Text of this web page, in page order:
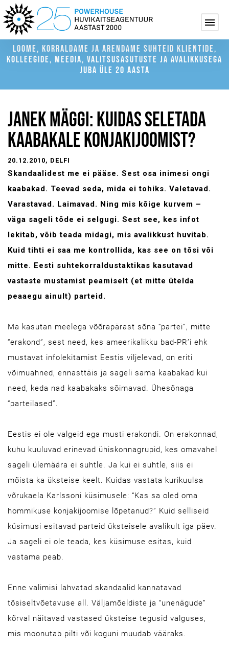
LOOME, KORRALDAME JA ARENDAME SUHTEID KLIENTIDE,
KOLLEEGIDE, MEEDIA, VALITSUSASUTUSTE JA AVALIKKUSEGA
JUBA ÜLE 20 AASTA
JANEK MÄGGI: KUIDAS SELETADA
KAABAKALE KONJAKIJOOMIST?
20.12.2010, DELFI
Skandaalidest me ei pääse. Sest osa inimesi ongi
kaabakad. Teevad seda, mida ei tohiks. Valetavad.
Varastavad. Laimavad. Ning mis kõige kurvem –
väga sageli tõde ei selgugi. Sest see, kes infot
lekitab, võib teada midagi, mis avalikkust huvitab.
Kuid tihti ei saa me kontrollida, kas see on tõsi või
mitte. Eesti suhtekorraldustaktikas kasutavad
vastaste mustamist peamiselt (et mitte ütelda
peaaegu ainult) parteid.
Ma kasutan meelega võõrapärast sõna “partei”, mitte
“erakond”, sest need, kes ameerikalikku bad-PR’i ehk
mustavat infolekitamist Eestis viljelevad, on eriti
võimuahned, ennasttäis ja sageli sama kaabakad kui
need, keda nad kaabakaks sõimavad. Ühesõnaga
“parteilased”.
Eestis ei ole valgeid ega musti erakondi. On erakonnad,
kuhu kuuluvad erinevad ühiskonnagrupid, kes omavahel
sageli ülemäära ei suhtle. Ja kui ei suhtle, siis ei
mõista ka üksteise keelt. Kuidas vastata kurikuulsa
võrukaela Karlssoni küsimusele: “Kas sa oled oma
hommikuse konjakijoomise lõpetanud?” Kuid selliseid
küsimusi esitavad parteid üksteisele avalikult iga päev.
Ja sageli ei ole teada, kes küsimuse esitas, kuid
vastama peab.
Enne valimisi lahvatad skandaalid kannatavad
tõsiseltvõetavuse all. Väljamõeldiste ja “unenägude”
kõrval näitavad vastased üksteise tegusid valguses,
mis moonutab pilti või koguni muudab vääraks.